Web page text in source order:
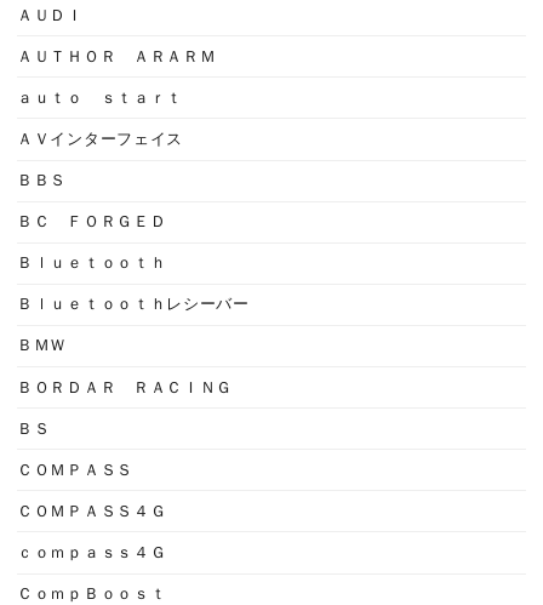
ＡＵＤＩ
ＡＵＴＨＯＲ ＡＲＡＲＭ
ａｕｔｏ ｓｔａｒｔ
ＡＶインターフェイス
ＢＢＳ
ＢＣ ＦＯＲＧＥＤ
Ｂｌｕｅｔｏｏｔｈ
Ｂｌｕｅｔｏｏｔｈレシーバー
ＢＭＷ
ＢＯＲＤＡＲ ＲＡＣＩＮＧ
ＢＳ
ＣＯＭＰＡＳＳ
ＣＯＭＰＡＳＳ４Ｇ
ｃｏｍｐａｓｓ４Ｇ
ＣｏｍｐＢｏｏｓｔ